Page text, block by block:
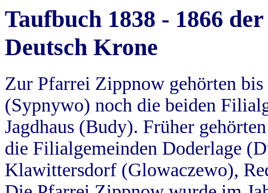
Taufbuch 1838 - 1866
Deutsch Krone
Zur Pfarrei Zippnow gehörten
(Sypnywo) noch die beiden
Jagdhaus (Budy). Früher
die Filialgemeinden Doderlage
Klawittersdorf (Glowaczewo),